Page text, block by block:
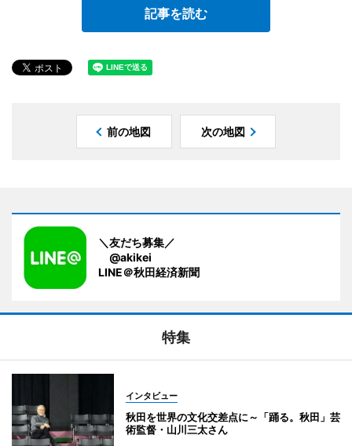
記事を読む
前の地図 次の地図
＼友だち募集／
@akikei
LINE＠秋田経済新聞
特集
インタビュー
秋田を世界の文化交差点に～「踊る。秋田」芸
術監督・山川三太さん